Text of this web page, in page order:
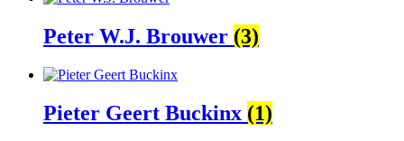
Peter W.J. Brouwer (3)
Pieter Geert Buckinx (1)